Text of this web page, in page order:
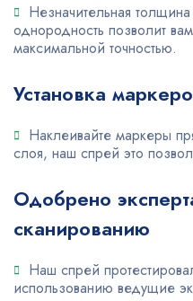
Незначительная
однородность позволит
максимальной точностью.
Установка
Наклеивайте маркеры
слоя, наш спрей это
Одобрено
сканированию
Наш спрей
использованию ведущие